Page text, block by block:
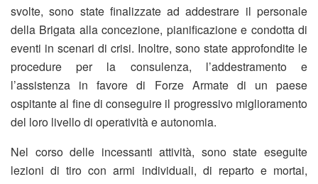
svolte, sono state finalizzate ad addestrare il personale
della Brigata alla concezione, pianificazione e condotta di
eventi in scenari di crisi. Inoltre, sono state approfondite le
procedure per la consulenza, l’addestramento e
l’assistenza in favore di Forze Armate di un paese
ospitante al fine di conseguire il progressivo miglioramento
del loro livello di operatività e autonomia.
Nel corso delle incessanti attività, sono state eseguite
lezioni di tiro con armi individuali, di reparto e mortai,